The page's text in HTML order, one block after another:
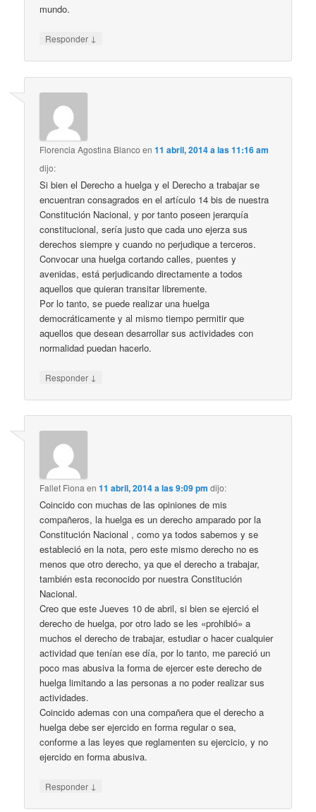
mundo.
Responder ↓
Florencia Agostina Blanco en11 abril, 2014 a las 11:16 am
dijo:
Si bien el Derecho a huelga y el Derecho a trabajar se
encuentran consagrados en el artículo 14 bis de nuestra
Constitución Nacional, y por tanto poseen jerarquía
constitucional, sería justo que cada uno ejerza sus
derechos siempre y cuando no perjudique a terceros.
Convocar una huelga cortando calles, puentes y
avenidas, está perjudicando directamente a todos
aquellos que quieran transitar libremente.
Por lo tanto, se puede realizar una huelga
democráticamente y al mismo tiempo permitir que
aquellos que desean desarrollar sus actividades con
normalidad puedan hacerlo.
Responder ↓
Fallet Fiona en11 abril, 2014 a las 9:09 pm dijo:
Coincido con muchas de las opiniones de mis
compañeros, la huelga es un derecho amparado por la
Constitución Nacional , como ya todos sabemos y se
estableció en la nota, pero este mismo derecho no es
menos que otro derecho, ya que el derecho a trabajar,
también esta reconocido por nuestra Constitución
Nacional.
Creo que este Jueves 10 de abril, si bien se ejerció el
derecho de huelga, por otro lado se les «prohibió» a
muchos el derecho de trabajar, estudiar o hacer cualquier
actividad que tenían ese día, por lo tanto, me pareció un
poco mas abusiva la forma de ejercer este derecho de
huelga limitando a las personas a no poder realizar sus
actividades.
Coincido ademas con una compañera que el derecho a
huelga debe ser ejercido en forma regular o sea,
conforme a las leyes que reglamenten su ejercicio, y no
ejercido en forma abusiva.
Responder ↓